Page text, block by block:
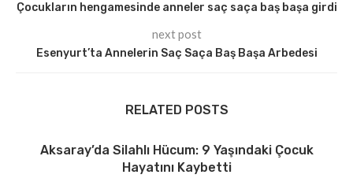
Çocukların hengamesinde anneler saç saça baş başa girdi
next post
Esenyurt’ta Annelerin Saç Saça Baş Başa Arbedesi
RELATED POSTS
Aksaray’da Silahlı Hücum: 9 Yaşındaki Çocuk
Hayatını Kaybetti